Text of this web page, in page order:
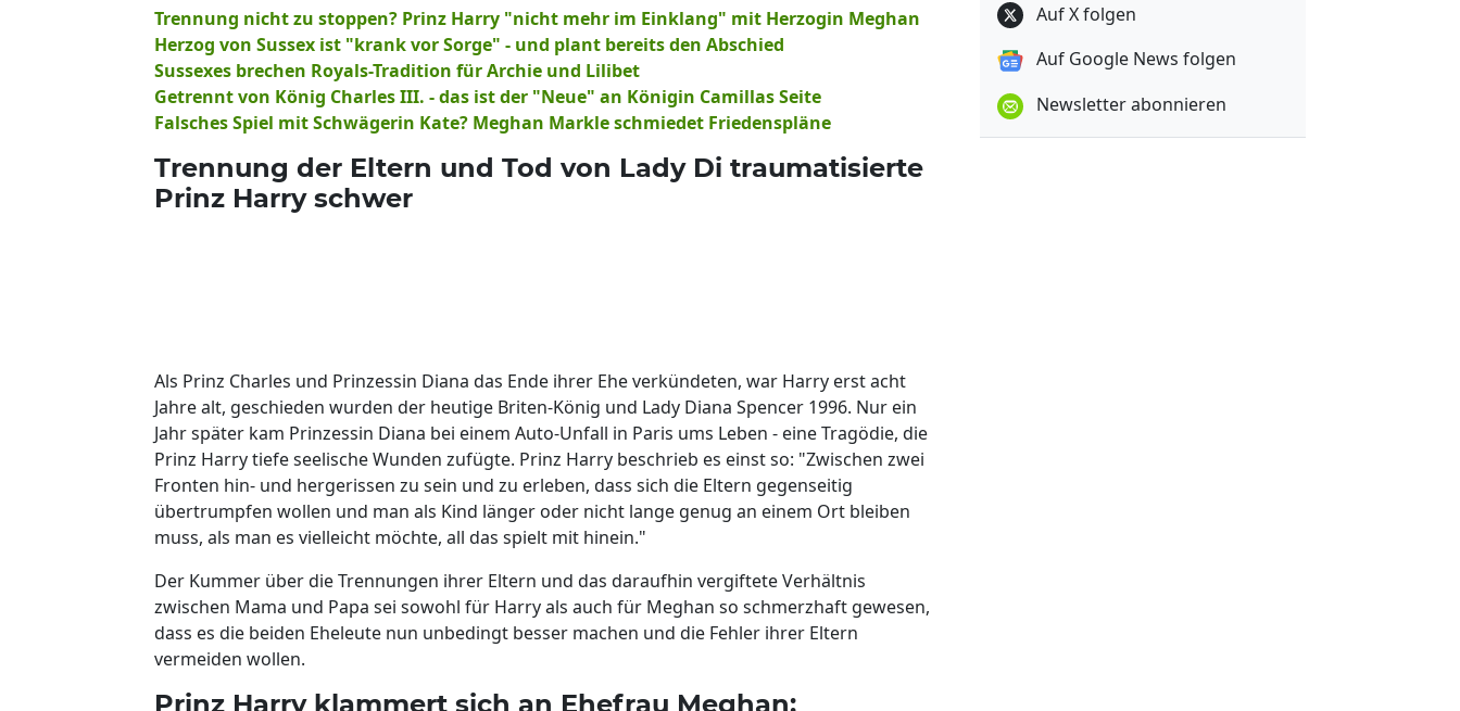
Trennung nicht zu stoppen? Prinz Harry "nicht mehr im Einklang" mit Herzogin Meghan
Herzog von Sussex ist "krank vor Sorge" - und plant bereits den Abschied
Sussexes brechen Royals-Tradition für Archie und Lilibet
Getrennt von König Charles III. - das ist der "Neue" an Königin Camillas Seite
Falsches Spiel mit Schwägerin Kate? Meghan Markle schmiedet Friedenspläne
Trennung der Eltern und Tod von Lady Di traumatisierte
Prinz Harry schwer
Als Prinz Charles und Prinzessin Diana das Ende ihrer Ehe verkündeten, war Harry erst acht
Jahre alt, geschieden wurden der heutige Briten-König und Lady Diana Spencer 1996. Nur ein
Jahr später kam Prinzessin Diana bei einem Auto-Unfall in Paris ums Leben - eine Tragödie, die
Prinz Harry tiefe seelische Wunden zufügte. Prinz Harry beschrieb es einst so: "Zwischen zwei
Fronten hin- und hergerissen zu sein und zu erleben, dass sich die Eltern gegenseitig
übertrumpfen wollen und man als Kind länger oder nicht lange genug an einem Ort bleiben
muss, als man es vielleicht möchte, all das spielt mit hinein."
Der Kummer über die Trennungen ihrer Eltern und das daraufhin vergiftete Verhältnis
zwischen Mama und Papa sei sowohl für Harry als auch für Meghan so schmerzhaft gewesen,
dass es die beiden Eheleute nun unbedingt besser machen und die Fehler ihrer Eltern
vermeiden wollen.
Prinz Harry klammert sich an Ehefrau Meghan:
Auf X folgen
Auf Google News folgen
Newsletter abonnieren